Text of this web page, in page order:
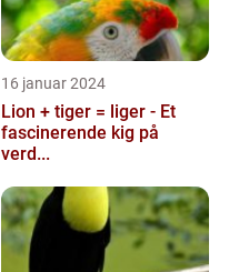
16 januar 2024
Lion + tiger = liger - Et
fascinerende kig på
verd...